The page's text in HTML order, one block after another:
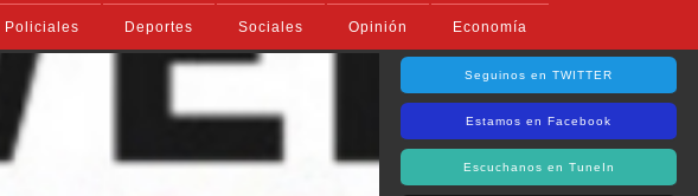
Policiales Deportes Sociales Opinión Economía
Seguinos en TWITTER
Estamos en Facebook
Escuchanos en TuneIn